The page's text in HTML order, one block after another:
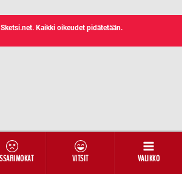
VITSIT VALIKKO
Kaikki oikeudet pidätetään.